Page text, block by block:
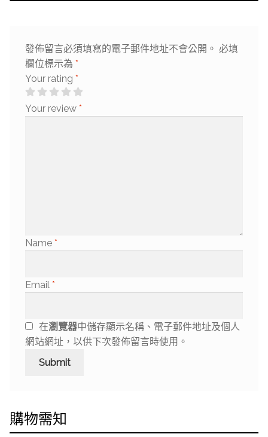
發佈留言必須填寫的電子郵件地址不會公開。 必填
欄位標示為 *
Your rating *
Your review *
Name *
Email *
在瀏覽器中儲存顯示名稱、電子郵件地址及個人
網站網址，以供下次發佈留言時使用。
購物需知